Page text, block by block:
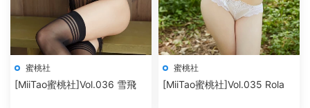
蜜桃社
[MiiTao蜜桃社]Vol.036 雪飛
蜜桃社
[MiiTao蜜桃社]Vol.035 Rola